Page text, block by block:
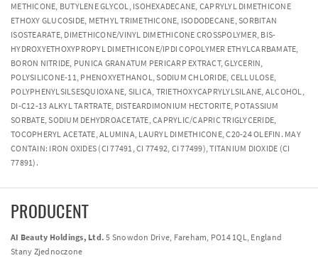
METHICONE, BUTYLENE GLYCOL, ISOHEXADECANE, CAPRYLYL DIMETHICONE
ETHOXY GLUCOSIDE, METHYL TRIMETHICONE, ISODODECANE, SORBITAN
ISOSTEARATE, DIMETHICONE/VINYL DIMETHICONE CROSSPOLYMER, BIS-
HYDROXYETHOXYPROPYL DIMETHICONE/IPDI COPOLYMER ETHYLCARBAMATE,
BORON NITRIDE, PUNICA GRANATUM PERICARP EXTRACT, GLYCERIN,
POLYSILICONE-11, PHENOXYETHANOL, SODIUM CHLORIDE, CELLULOSE,
POLYPHENYLSILSESQUIOXANE, SILICA, TRIETHOXYCAPRYLYLSILANE, ALCOHOL,
DI-C12-13 ALKYL TARTRATE, DISTEARDIMONIUM HECTORITE, POTASSIUM
SORBATE, SODIUM DEHYDROACETATE, CAPRYLIC/CAPRIC TRIGLYCERIDE,
TOCOPHERYL ACETATE, ALUMINA, LAURYL DIMETHICONE, C20-24 OLEFIN. MAY
CONTAIN: IRON OXIDES (CI 77491, CI 77492, CI 77499), TITANIUM DIOXIDE (CI
77891).
PRODUCENT
AI Beauty Holdings, Ltd. 5 Snowdon Drive, Fareham, PO14 1QL, England
Stany Zjednoczone